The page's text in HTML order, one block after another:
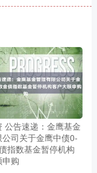
公告速递：金鹰基金
司关于金鹰中债0-
指数基金暂停机构
购